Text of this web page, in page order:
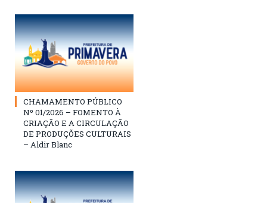
CHAMAMENTO PÚBLICO
Nº 01/2026 – FOMENTO À
CRIAÇÃO E A CIRCULAÇÃO
DE PRODUÇÕES CULTURAIS
– Aldir Blanc